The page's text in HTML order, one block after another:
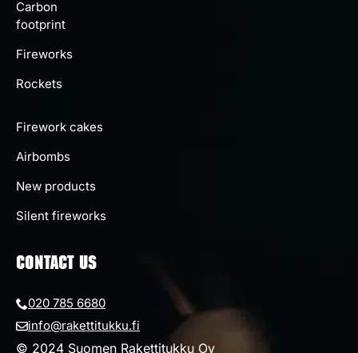
© 2024 Suomen Rakettitukku Oy
Carbon
footprint
Fireworks
Rockets
Firework cakes
Airbombs
New products
Silent fireworks
CONTACT US
020 785 6680
info@rakettitukku.fi